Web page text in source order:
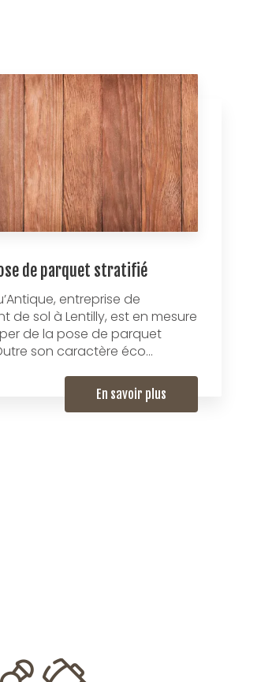
de parquet stratifié
entreprise de
de sol à Lentilly, est en mesure
de la pose de parquet
son caractère éco...
En savoir plus